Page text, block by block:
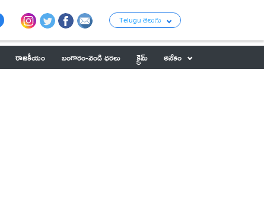
Telugu తెలుగు
రాజకీయం బంగారం-వెండి ధరలు క్రైమ్
అనేకం